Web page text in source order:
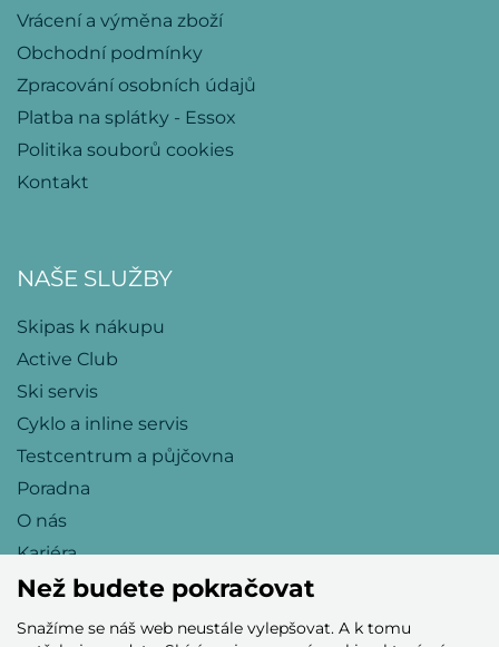
Vrácení a výměna zboží
Obchodní podmínky
Zpracování osobních údajů
Platba na splátky - Essox
Politika souborů cookies
Kontakt
NAŠE SLUŽBY
Skipas k nákupu
Active Club
Ski servis
Cyklo a inline servis
Testcentrum a půjčovna
Poradna
O nás
Kariéra
Přijímáme tyto platební karty
Než budete pokračovat
Snažíme se náš web neustále vylepšovat. A k tomu